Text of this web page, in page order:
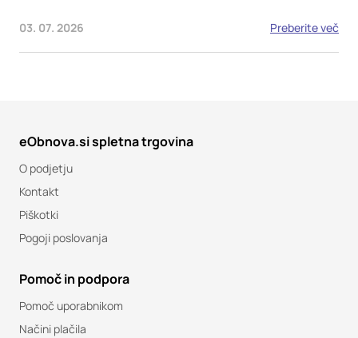
03. 07. 2026 Preberite več
eObnova.si spletna trgovina
O podjetju
Kontakt
Piškotki
Pogoji poslovanja
Pomoč in podpora
Pomoč uporabnikom
Načini plačila